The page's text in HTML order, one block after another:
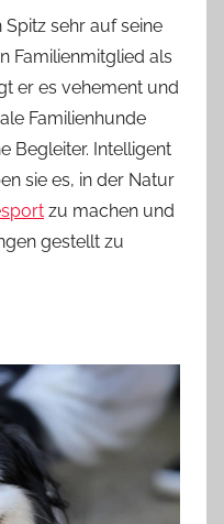
sehr auf seine
Familienmitglied als
er es vehement und
Familienhunde
Begleiter. Intelligent
sie es, in der Natur
zu machen und
gestellt zu